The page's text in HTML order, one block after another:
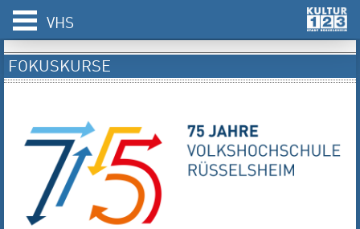
VHS
FOKUSKURSE